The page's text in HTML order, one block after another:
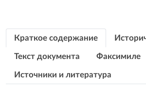
Краткое содержание
Текст документа Факсимиле
Источники и литература